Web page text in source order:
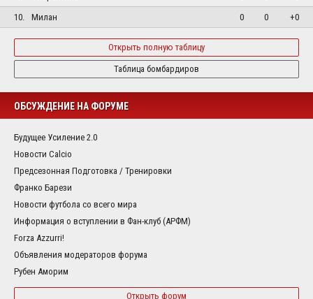
10.
Милан 0 0 +0
Открыть полную таблицу
Таблица бомбардиров
ОБСУЖДЕНИЕ НА ФОРУМЕ
Будущее Усиление 2.0
Новости Calcio
Предсезонная Подготовка / Тренировки
Франко Барези
Новости футбола со всего мира
Информация о вступлении в Фан-клуб (АРФМ)
Forza Azzurri!
Объявления модераторов форума
Рубен Аморим
Открыть форум